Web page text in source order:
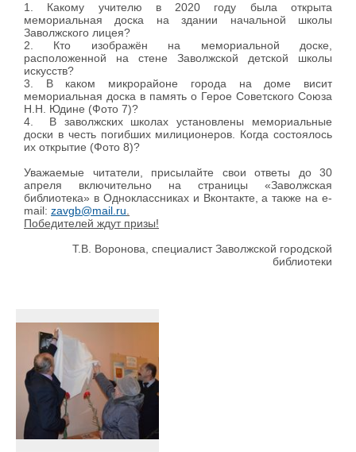
1. Какому учителю в 2020 году была открыта
мемориальная доска на здании начальной школы
Заволжского лицея?
2. Кто изображён на мемориальной доске,
расположенной на стене Заволжской детской школы
искусств?
3. В каком микрорайоне города на доме висит
мемориальная доска в память о Герое Советского Союза
Н.Н. Юдине (Фото 7)?
4. В заволжских школах установлены мемориальные
доски в честь погибших милиционеров. Когда состоялось
их открытие (Фото 8)?
Уважаемые читатели, присылайте свои ответы до 30
апреля включительно на страницы «Заволжская
библиотека» в Одноклассниках и Вконтакте, а также на e-
mail: zavgb@mail.ru.
Победителей ждут призы!
Т.В. Воронова, специалист Заволжской городской
библиотеки